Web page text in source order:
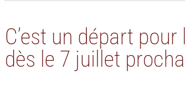
C’est un départ
dès le 7 juillet